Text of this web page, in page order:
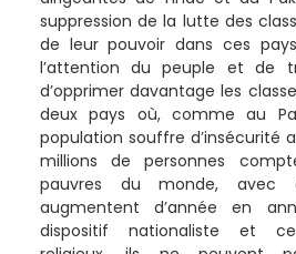
suppression de la lutte des
de leur pouvoir dans ces
l’attention du peuple et de
d’opprimer davantage les
deux pays où, comme au
population souffre d’insécurité
millions de personnes
pauvres du monde, avec
augmentent d’année en
dispositif nationaliste et ce